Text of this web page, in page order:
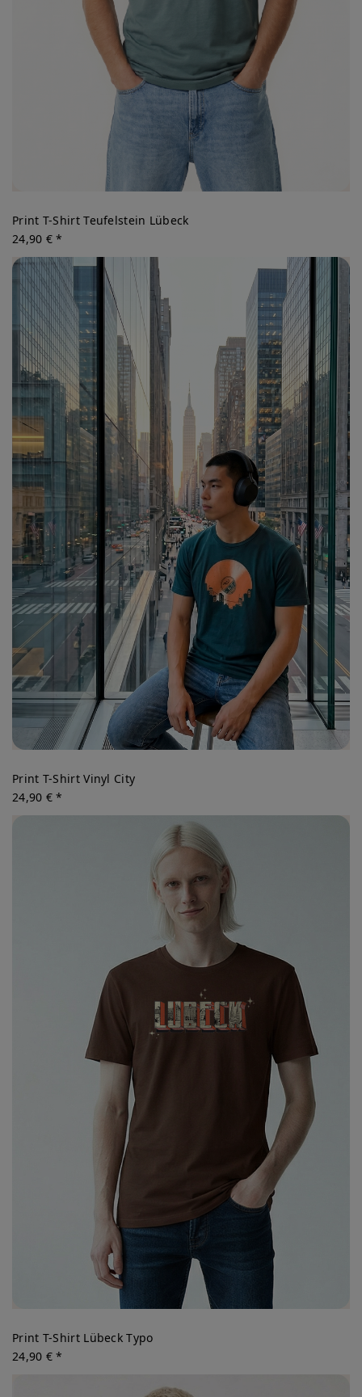
Print T-Shirt Teufelstein Lübeck
24,90 € *
Print T-Shirt Vinyl City
24,90 € *
Print T-Shirt Lübeck Typo
24,90 € *